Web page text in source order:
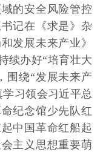
的安全风险管控
记在《求是》杂
发展未来产业》
续办好“培育壮大
围绕“发展未来产
习领会习近平总
纪念馆少先队红
中国革命红船起
主义思想重要萌